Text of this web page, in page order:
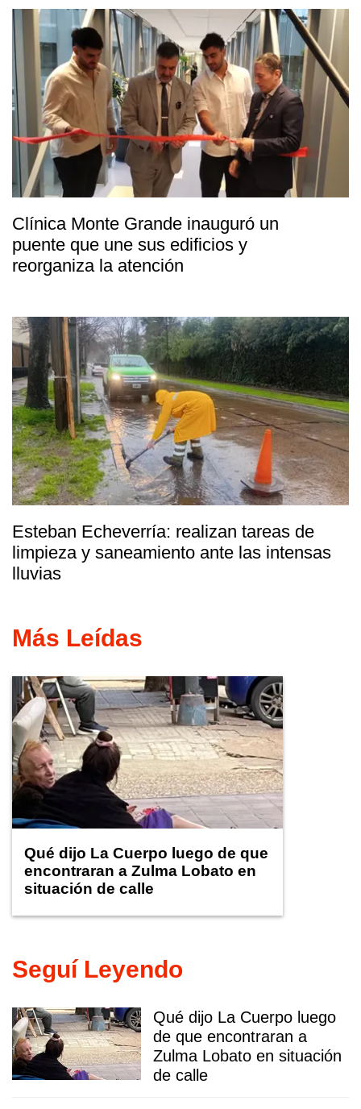
Clínica Monte Grande inauguró un
puente que une sus edificios y
reorganiza la atención
Esteban Echeverría: realizan tareas de
limpieza y saneamiento ante las intensas
lluvias
Más Leídas
Qué dijo La Cuerpo luego de que
encontraran a Zulma Lobato en
situación de calle
Seguí Leyendo
Qué dijo La Cuerpo luego
de que encontraran a
Zulma Lobato en situación
de calle